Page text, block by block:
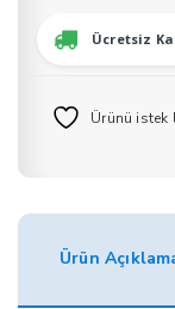
Robotu
adet
Ücretsiz
Ürünü istek
Ürün